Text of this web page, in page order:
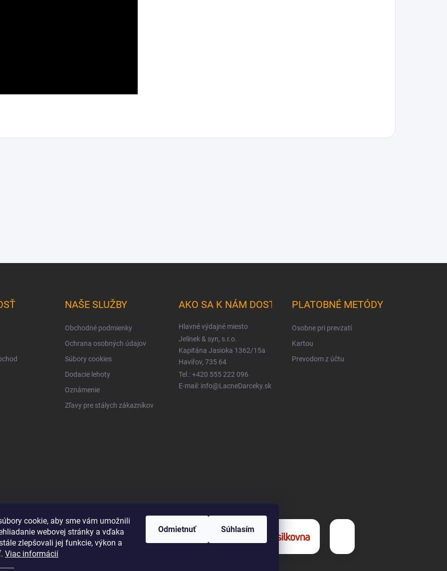
cookie, aby sme vám umožnili
webovej stránky a vďaka
zlepšovali jej funkcie, výkon a
Viac informácií
Odmietnuť Súhlasím
NAŠE SLUŽBY
Obchodné podmienky
Ochrana osobných údajov
Súbory cookies
Dodacie lehoty
Oznámenie
Zľavy pre stálych zákazníkov
AKO SA K NÁM DOSTANETE
Hlavné výdajné miesto
Jelínek & syn, s.r.o.
Kapitána Jasioka 1362/15a
Havířov, 735 64
Tel.: +420 555 222 096
E-mail: info@LacneDarceky.sk
PLATOBNÉ METÓDY
Osobne pri prevzatí
Kartou
Prevodom z účtu